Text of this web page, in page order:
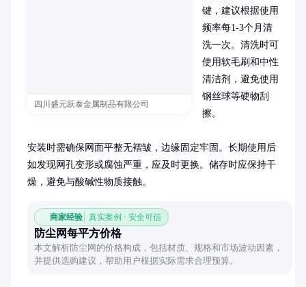
四川盛元跃泰金属制品有限公司
键，建议根据使用
频率每1-3个月清
洗一次。清洗时可
使用软毛刷和中性
清洁剂，避免使用
钢丝球等硬物刮
擦。
安装时需确保网面平整无褶皱，边缘固定牢固。长期使用后
如发现网孔变形或腐蚀严重，应及时更换。储存时应保持干
燥，避免与酸碱性物质接触。
商家经验 真实案例 · 安全可信
防尘网每平方价格
本文解析防尘网的价格构成，包括材质、规格和市场波动因素，
并提供选购建议，帮助用户根据实际需求合理预算。